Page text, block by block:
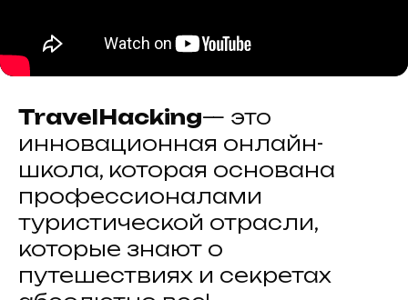
TravelHacking— это
инновационная онлайн-
школа, которая основана
профессионалами
туристической отрасли,
которые знают о
путешествиях и секретах